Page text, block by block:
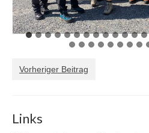
Vorheriger Beitrag
Links